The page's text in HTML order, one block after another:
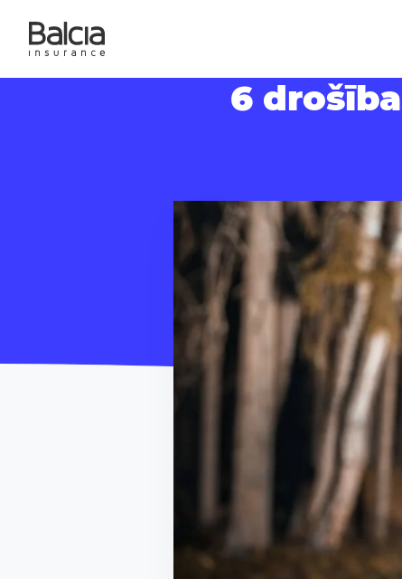
6